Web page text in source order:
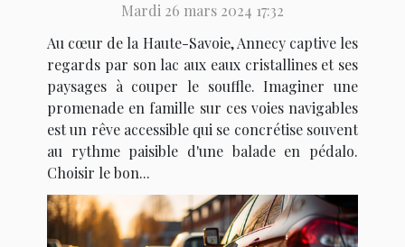
promenade en famille ?
Mardi 26 mars 2024 17:32
Au cœur de la Haute-Savoie, Annecy captive les
regards par son lac aux eaux cristallines et ses
paysages à couper le souffle. Imaginer une
promenade en famille sur ces voies navigables
est un rêve accessible qui se concrétise souvent
au rythme paisible d'une balade en pédalo.
Choisir le bon...